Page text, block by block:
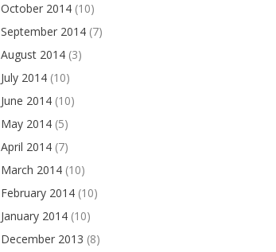
October 2014(10)
September 2014(7)
August 2014(3)
July 2014(10)
June 2014(10)
May 2014(5)
April 2014(7)
March 2014(10)
February 2014(10)
January 2014(10)
December 2013 (8)